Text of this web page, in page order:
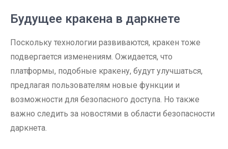
Будущее кракена в даркнете
Поскольку технологии развиваются, кракен тоже
подвергается изменениям. Ожидается, что
платформы, подобные кракену, будут улучшаться,
предлагая пользователям новые функции и
возможности для безопасного доступа. Но также
важно следить за новостями в области безопасности
даркнета.